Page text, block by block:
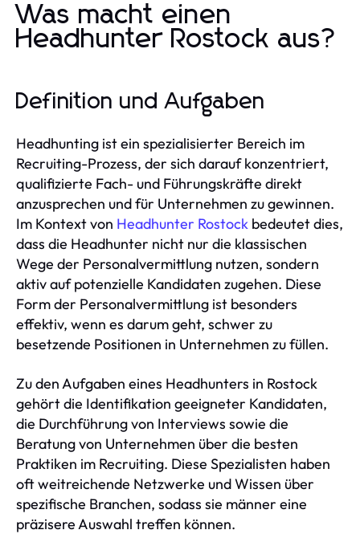
Was macht einen
Headhunter Rostock aus?
Definition und Aufgaben
Headhunting ist ein spezialisierter Bereich im
Recruiting-Prozess, der sich darauf konzentriert,
qualifizierte Fach- und Führungskräfte direkt
anzusprechen und für Unternehmen zu gewinnen.
Im Kontext von Headhunter Rostock bedeutet dies,
dass die Headhunter nicht nur die klassischen
Wege der Personalvermittlung nutzen, sondern
aktiv auf potenzielle Kandidaten zugehen. Diese
Form der Personalvermittlung ist besonders
effektiv, wenn es darum geht, schwer zu
besetzende Positionen in Unternehmen zu füllen.
Zu den Aufgaben eines Headhunters in Rostock
gehört die Identifikation geeigneter Kandidaten,
die Durchführung von Interviews sowie die
Beratung von Unternehmen über die besten
Praktiken im Recruiting. Diese Spezialisten haben
oft weitreichende Netzwerke und Wissen über
spezifische Branchen, sodass sie männer eine
präzisere Auswahl treffen können.